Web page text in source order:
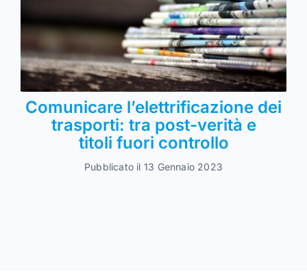
Comunicare l’elettrificazione dei
trasporti: tra post-verità e
titoli fuori controllo
Pubblicato il 13 Gennaio 2023